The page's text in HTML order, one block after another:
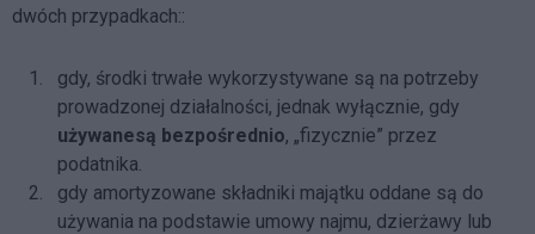
dwóch przypadkach::
gdy, środki trwałe wykorzystywane są na potrzeby
prowadzonej działalności, jednak wyłącznie, gdy
używanesą bezpośrednio, „fizycznie” przez
podatnika.
gdy amortyzowane składniki majątku oddane są do
używania na podstawie umowy najmu, dzierżawy lub